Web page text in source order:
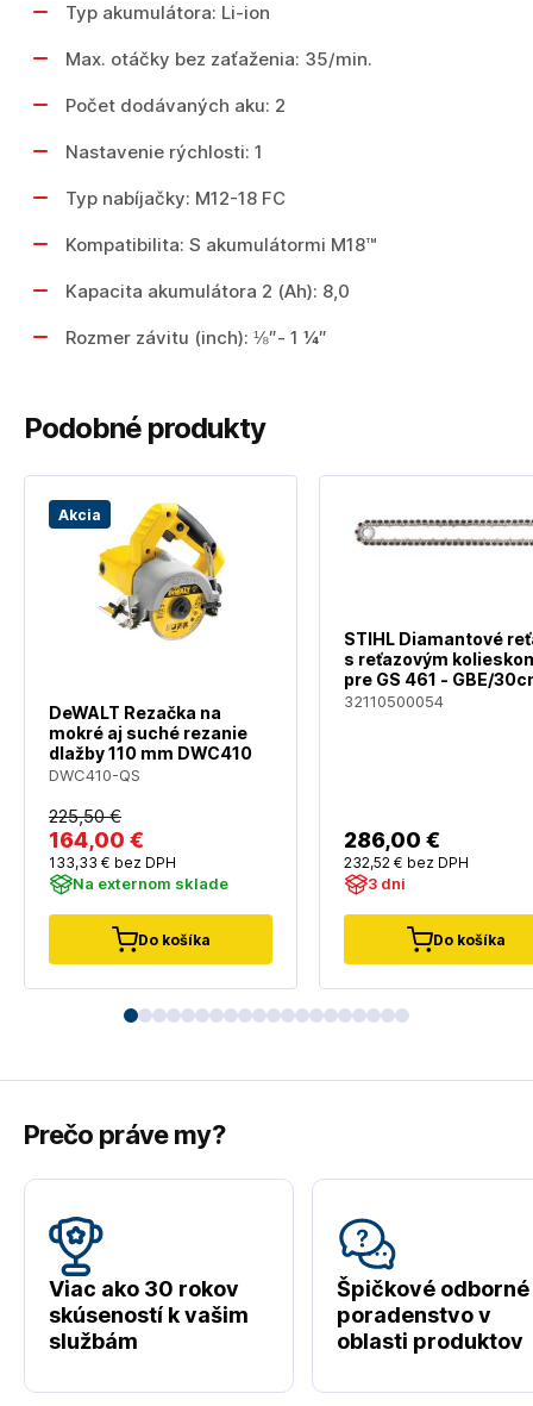
Typ akumulátora: Li-ion
Max. otáčky bez zaťaženia: 35/min.
Počet dodávaných aku: 2
Nastavenie rýchlosti: 1
Typ nabíjačky: M12-18 FC
Kompatibilita: S akumulátormi M18™
Kapacita akumulátora 2 (Ah): 8,0
Rozmer závitu (inch): ⅛″- 1 ¼″
Podobné produkty
Akcia
DeWALT Rezačka na
mokré aj suché rezanie
dlažby 110 mm DWC410
DWC410-QS
225,50 €
164,00 €
133,33 € bez DPH
Na externom sklade
Do košíka
STIHL Diamantové
s reťazovým
pre GS 461 - GBE/
32110500054
32110500054
286,00 €
232,52 € bez DPH
3 dni
Do košíka
Prečo práve my?
Viac ako 30 rokov
skúseností k vašim
službám
Špičkové odborné
poradenstvo v
oblasti produktov